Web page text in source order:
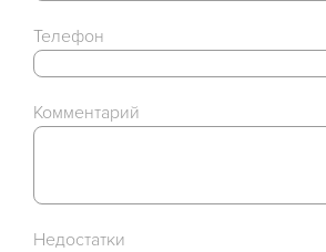
Телефон
Комментарий
Недостатки